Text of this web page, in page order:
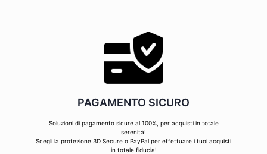
PAGAMENTO SICURO
Soluzioni di pagamento sicure al 100%, per acquisti in totale
serenità!
Scegli la protezione 3D Secure o PayPal per effettuare i tuoi acquisti
in totale fiducia!